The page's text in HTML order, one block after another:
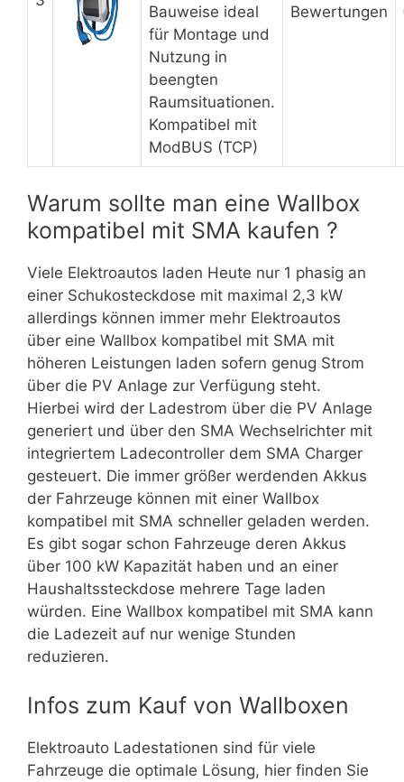
Bauweise ideal
für Montage und
Nutzung in
beengten
Raumsituationen.
Kompatibel mit
ModBUS (TCP)
Bewertungen
Warum sollte man eine Wallbox
kompatibel mit SMA kaufen ?
Viele Elektroautos laden Heute nur 1 phasig an
einer Schukosteckdose mit maximal 2,3 kW
allerdings können immer mehr Elektroautos
über eine Wallbox kompatibel mit SMA mit
höheren Leistungen laden sofern genug Strom
über die PV Anlage zur Verfügung steht.
Hierbei wird der Ladestrom über die PV Anlage
generiert und über den SMA Wechselrichter mit
integriertem Ladecontroller dem SMA Charger
gesteuert. Die immer größer werdenden Akkus
der Fahrzeuge können mit einer Wallbox
kompatibel mit SMA schneller geladen werden.
Es gibt sogar schon Fahrzeuge deren Akkus
über 100 kW Kapazität haben und an einer
Haushaltssteckdose mehrere Tage laden
würden. Eine Wallbox kompatibel mit SMA kann
die Ladezeit auf nur wenige Stunden
reduzieren.
Infos zum Kauf von Wallboxen
Elektroauto Ladestationen sind für viele
Fahrzeuge die optimale Lösung, hier finden Sie